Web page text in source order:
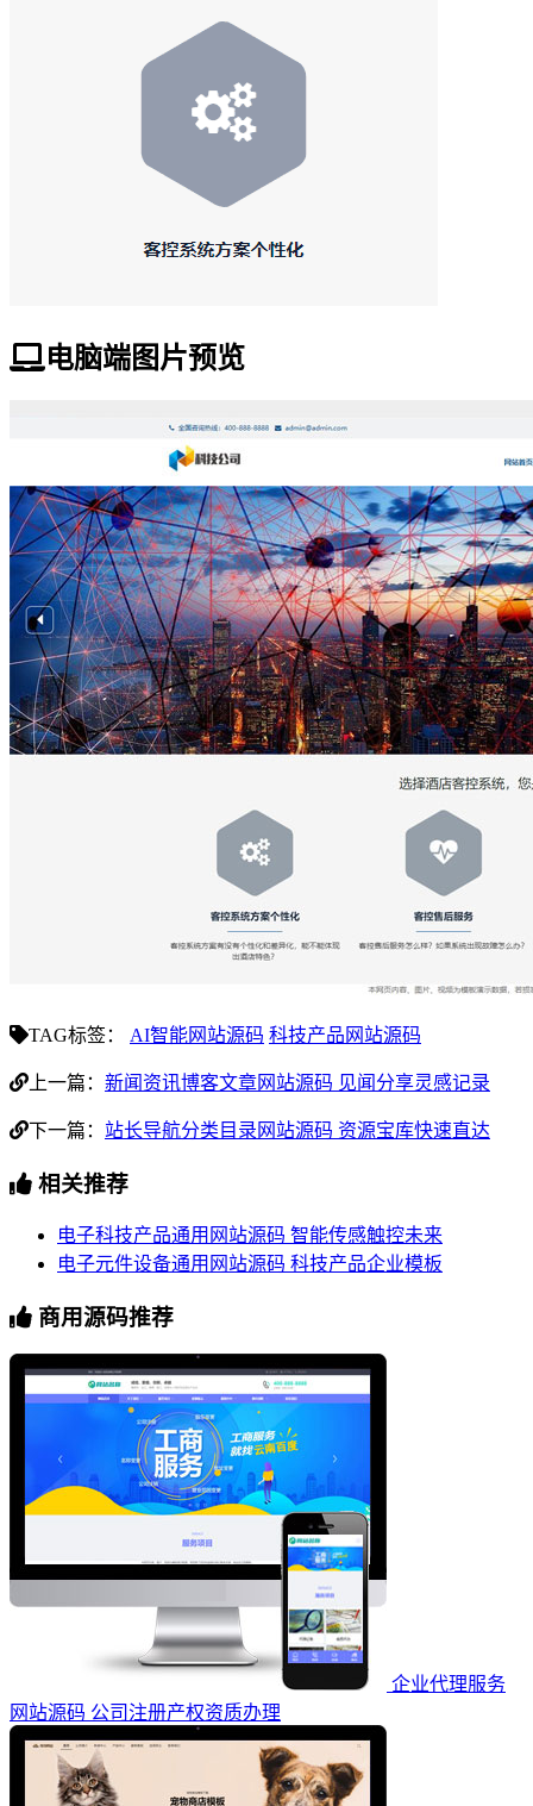
电脑端图片预览
TAG标签： AI智能网站源码 科技产品网站源码
上一篇： 新闻资讯博客文章网站源码 见闻分享灵感记录
下一篇： 站长导航分类目录网站源码 资源宝库快速直达
相关推荐
电子科技产品通用网站源码 智能传感触控未来
电子元件设备通用网站源码 科技产品企业模板
商用源码推荐
企业代理服务
网站源码 公司注册产权资质办理